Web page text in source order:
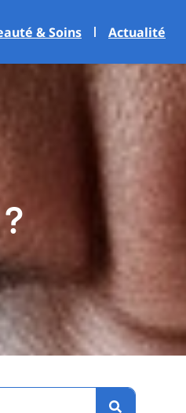
& Soins Actualité